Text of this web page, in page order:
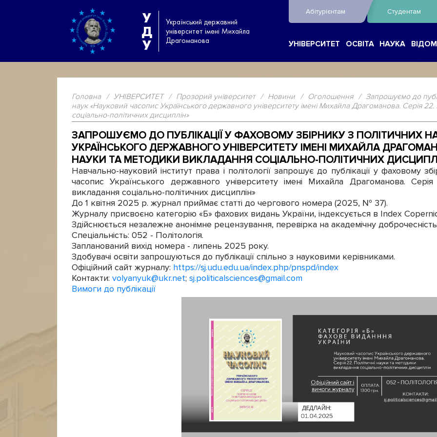
У
Д
У
Український державний
університет імені Михайла
Драгоманова
Абітурієнтам Студентам
УНІВЕРСИТЕТ ОСВІТА НАУКА
Головна / УНІВЕРСИТЕТ / Прозорий університет / Новини / Оголошення / Запрошуємо до
наук «Науковий часопис Українського державного університету імені Михайла Драгоманова. Серія
соціально-політичних дисциплін»
ЗАПРОШУЄМО ДО ПУБЛІКАЦІЇ У ФАХОВОМУ ЗБІРНИКУ З ПОЛІТИЧНИХ
УКРАЇНСЬКОГО ДЕРЖАВНОГО УНІВЕРСИТЕТУ ІМЕНІ МИХАЙЛА
НАУКИ ТА МЕТОДИКИ ВИКЛАДАННЯ СОЦІАЛЬНО-ПОЛІТИЧНИХ
Навчально-науковий інститут права і політології запрошує до публікації у фаховому
часопис Українського державного університету імені Михайла Драгоманова.
викладання соціально-політичних дисциплін»
До 1 квітня 2025 р. журнал приймає статті до чергового номера (2025, № 37).
Журналу присвоєно категорію «Б» фахових видань України, індексується в Index
Здійснюється незалежне анонімне рецензування, перевірка на академічну
Спеціальність: 052 - Політологія.
Запланований вихід номера - липень 2025 року.
Здобувачі освіти запрошуються до публікації спільно з науковими керівниками.
Офіційний сайт журналу: https://sj.udu.edu.ua/index.php/pnspd/index
Контакти: volyanyuk@ukr.net; sj.politicalsciences@gmail.com
Вимоги до публікації